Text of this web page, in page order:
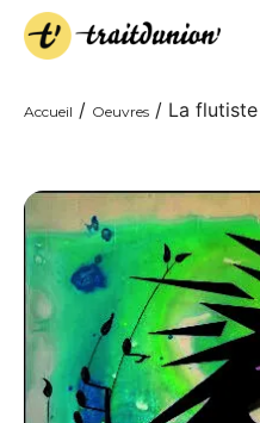
Accueil / Oeuvres / La